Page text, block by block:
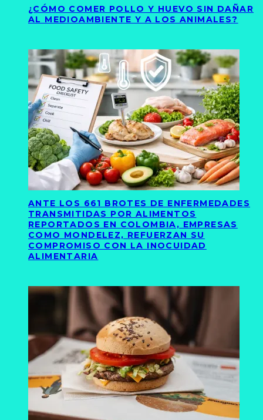
¿CÓMO COMER POLLO Y HUEVO SIN DAÑAR
AL MEDIOAMBIENTE Y A LOS ANIMALES?
ANTE LOS 661 BROTES DE ENFERMEDADES
TRANSMITIDAS POR ALIMENTOS
REPORTADOS EN COLOMBIA, EMPRESAS
COMO MONDELEZ, REFUERZAN SU
COMPROMISO CON LA INOCUIDAD
ALIMENTARIA